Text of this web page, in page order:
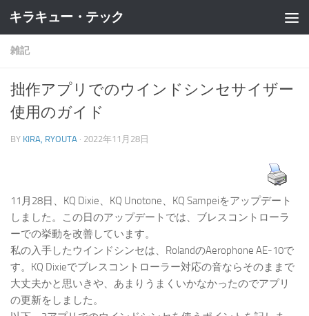
コンテンツへスキップ
キラキュー・テック
雑記
拙作アプリでのウインドシンセサイザー
使用のガイド
BY KIRA, RYOUTA · 2022年11月28日
11月28日、KQ Dixie、KQ Unotone、KQ Sampeiをアップデート
しました。この日のアップデートでは、ブレスコントローラ
ーでの挙動を改善しています。
私の入手したウインドシンセは、RolandのAerophone AE-10で
す。KQ Dixieでブレスコントローラー対応の音ならそのままで
大丈夫かと思いきや、あまりうまくいかなかったのでアプリ
の更新をしました。